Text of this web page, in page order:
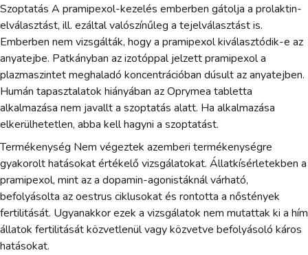
Szoptatás A pramipexol-kezelés emberben gátolja a prolaktin-
elválasztást, ill. ezáltal valószínűleg a tejelválasztást is.
Emberben nem vizsgálták, hogy a pramipexol kiválasztódik-e az
anyatejbe. Patkányban az izotóppal jelzett pramipexol a
plazmaszintet meghaladó koncentrációban dúsult az anyatejben.
Humán tapasztalatok hiányában az Oprymea tabletta
alkalmazása nem javallt a szoptatás alatt. Ha alkalmazása
elkerülhetetlen, abba kell hagyni a szoptatást.
Termékenység Nem végeztek azemberi termékenységre
gyakorolt hatásokat értékelő vizsgálatokat. Állatkísérletekben a
pramipexol, mint az a dopamin-agonistáknál várható,
befolyásolta az oestrus ciklusokat és rontotta a nőstények
fertilitását. Ugyanakkor ezek a vizsgálatok nem mutattak ki a hím
állatok fertilitását közvetlenül vagy közvetve befolyásoló káros
hatásokat.